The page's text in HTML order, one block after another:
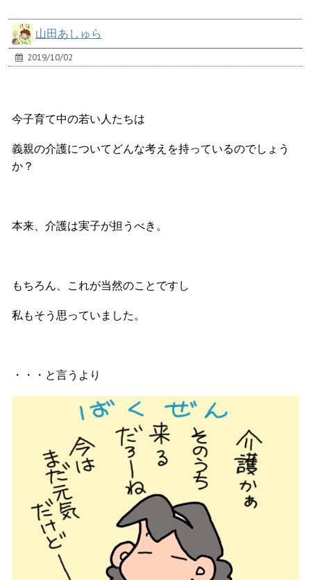
山田あしゅら
2019/10/02
今子育て中の若い人たちは
義親の介護についてどんな考えを持っているのでしょう
か？
本来、介護は実子が担うべき。
もちろん、これが当然のことですし
私もそう思っていました。
・・・と言うより